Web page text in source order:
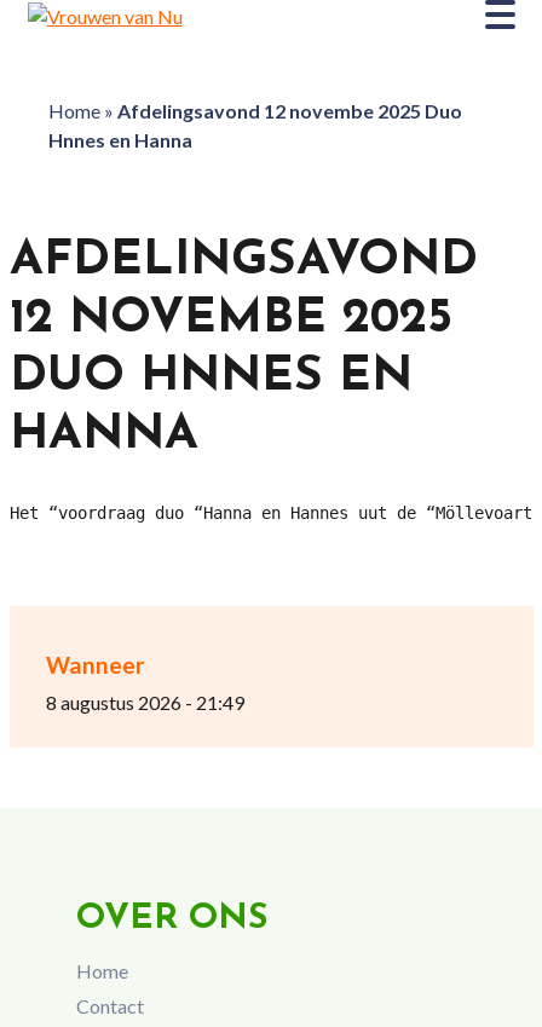
Home» Afdelingsavond 12 novembe 2025 Duo
Hnnes en Hanna
Wanneer
8 augustus 2026 - 21:49
AFDELINGSAVOND
12 NOVEMBE 2025
DUO HNNES EN
HANNA
Het “voordraag duo “Hanna en Hannes uut de
OVER ONS
Home
Contact